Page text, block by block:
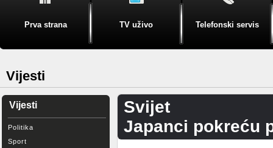
Prva strana TV uživo Telefonski servis
Vijesti
Vijesti
Politika
Sport
Svijet
Japanci pokreću